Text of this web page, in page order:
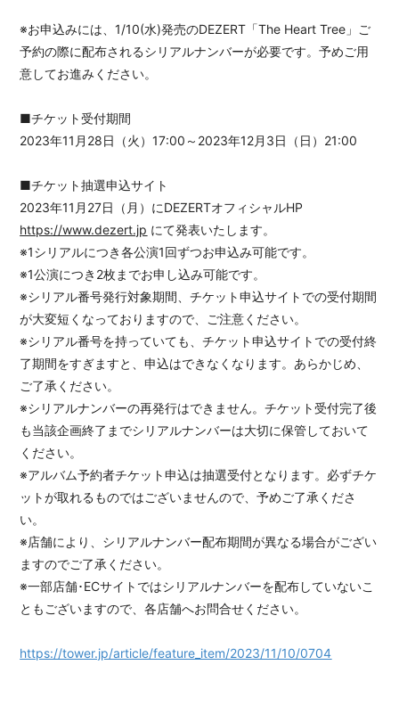
※お申込みには、1/10(水)発売のDEZERT「The Heart Tree」ご
予約の際に配布されるシリアルナンバーが必要です。予めご用
意してお進みください。
■チケット受付期間
2023年11月28日（火）17:00～2023年12月3日（日）21:00
■チケット抽選申込サイト
2023年11月27日（月）にDEZERTオフィシャルHP
https://www.dezert.jp にて発表いたします。
※1シリアルにつき各公演1回ずつお申込み可能です。
※1公演につき2枚までお申し込み可能です。
※シリアル番号発行対象期間、チケット申込サイトでの受付期間
が大変短くなっておりますので、ご注意ください。
※シリアル番号を持っていても、チケット申込サイトでの受付終
了期間をすぎますと、申込はできなくなります。あらかじめ、
ご了承ください。
※シリアルナンバーの再発行はできません。チケット受付完了後
も当該企画終了までシリアルナンバーは大切に保管しておいて
ください。
※アルバム予約者チケット申込は抽選受付となります。必ずチケ
ットが取れるものではございませんので、予めご了承くださ
い。
※店舗により、シリアルナンバー配布期間が異なる場合がござい
ますのでご了承ください。
※一部店舗･ECサイトではシリアルナンバーを配布していないこ
ともございますので、各店舗へお問合せください。
https://tower.jp/article/feature_item/2023/11/10/0704